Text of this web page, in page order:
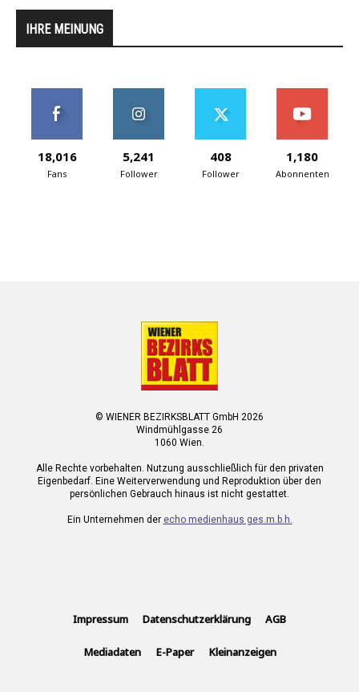
IHRE MEINUNG
18,016
Fans
5,241
Follower
408
Follower
1,180
Abonnenten
© WIENER BEZIRKSBLATT GmbH 2026
Windmühlgasse 26
1060 Wien.
Alle Rechte vorbehalten. Nutzung ausschließlich für den privaten
Eigenbedarf. Eine Weiterverwendung und Reproduktion über den
persönlichen Gebrauch hinaus ist nicht gestattet.
Ein Unternehmen der echo medienhaus ges.m.b.h.
Impressum Datenschutzerklärung AGB
Mediadaten E-Paper Kleinanzeigen